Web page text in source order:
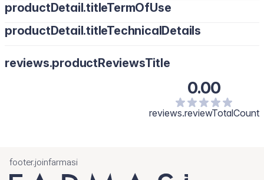
productDetail.titleTermOfUse
Nanesite pomoću vate i nježno prebrišite lice, vrat i dekolte.
productDetail.titleTechnicalDetails
Flower Water, Hamamelis Virginiana Water, Phenethyl
Phenoxyethanol, PEG-40 Hydrogenated Castor Oil,
Fragrance/Parfum, Xanthan Gum, Ethylhexylglycerin, Citric
reviews.productReviewsTitle
0.00
reviews.reviewTotalCount
footer.joinfarmasi